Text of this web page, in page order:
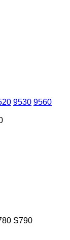
9530 9560
S790